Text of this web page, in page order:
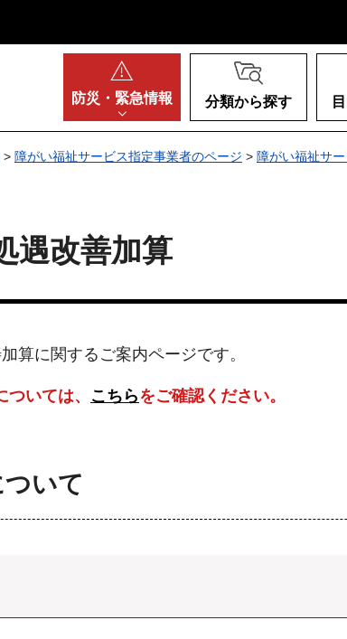
防災・ 緊急情報 分類から探す
> 障がい福祉サービス指定事業者のページ > 障がい福祉サ
遇改善加算
算に関するご案内ページです。
いては、 こちらをご確認ください。
いて